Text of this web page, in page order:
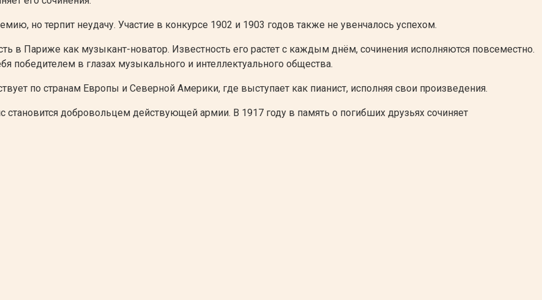
но терпит неудачу. Участие в конкурсе 1902 и 1903 годов также не увенчалось успехом.
в Париже как музыкант-новатор. Известность его растет с каждым днём, сочинения исполняются повсеместно.
победителем в глазах музыкального и интеллектуального общества.
по странам Европы и Северной Америки, где выступает как пианист, исполняя свои произведения.
добровольцем действующей армии. В 1917 году в память о погибших друзьях сочиняет